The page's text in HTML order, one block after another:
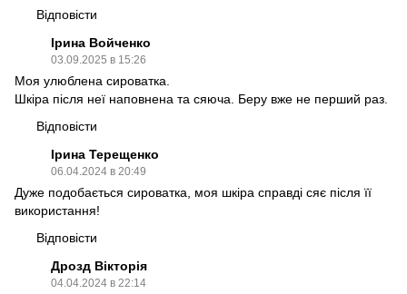
Відповісти
Ірина Войченко
03.09.2025 в 15:26
Моя улюблена сироватка.
Шкіра після неї наповнена та сяюча. Беру вже не перший раз.
Відповісти
Ірина Терещенко
06.04.2024 в 20:49
Дуже подобається сироватка, моя шкіра справді сяє після її
використання!
Відповісти
Дрозд Вікторія
04.04.2024 в 22:14